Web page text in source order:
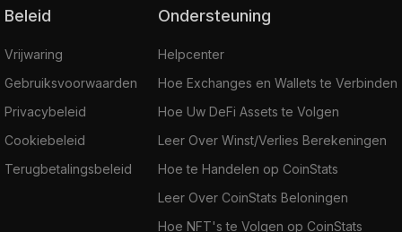
Beleid
Vrijwaring
Gebruiksvoorwaarden
Privacybeleid
Cookiebeleid
Terugbetalingsbeleid
Ondersteuning
Helpcenter
Hoe Exchanges en Wallets te Verbinden
Hoe Uw DeFi Assets te Volgen
Leer Over Winst/Verlies Berekeningen
Hoe te Handelen op CoinStats
Leer Over CoinStats Beloningen
Hoe NFT's te Volgen op CoinStats